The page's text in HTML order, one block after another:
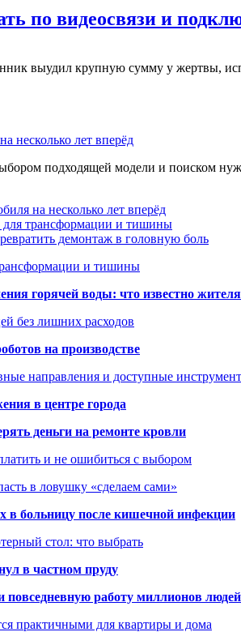
по видеосвязи и
выудил крупную сумму у жертвы,
несколько лет вперёд
подходящей модели и поиском
на несколько лет вперёд
для трансформации и тишины
демонтаж в головную боль
и тишины
горячей воды: что известно
без лишних расходов
на производстве
направления и доступные
в центре города
деньги на ремонте кровли
и не ошибиться с выбором
в ловушку «сделаем сами»
в больницу после кишечной инфекции
стол: что выбрать
в частном пруду
повседневную работу миллионов людей
практичными для квартиры и дома